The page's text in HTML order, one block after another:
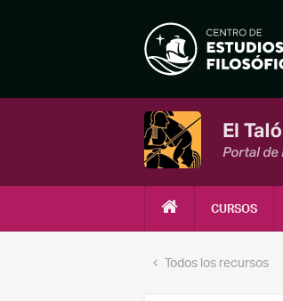
CURSOS
Todos los recursos